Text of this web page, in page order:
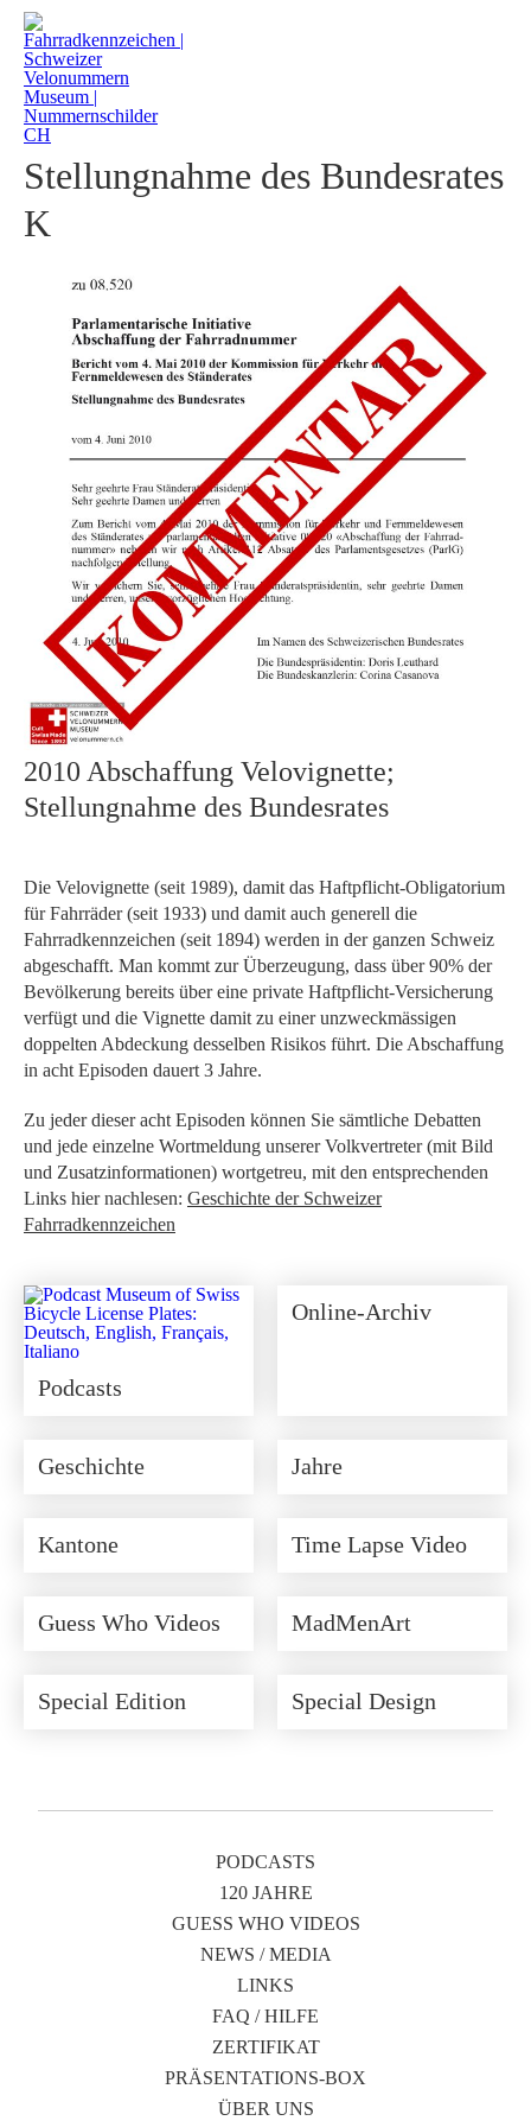
2010 Abschaffung Velovignette
Stellungnahme des Bundesrates
K
2010 Abschaffung Velovignette;
Stellungnahme des Bundesrates
Die Velovignette (seit 1989), damit das Haftpflicht-Obligatorium
für Fahrräder (seit 1933) und damit auch generell die
Fahrradkennzeichen (seit 1894) werden in der ganzen Schweiz
abgeschafft. Man kommt zur Überzeugung, dass über 90% der
Bevölkerung bereits über eine private Haftpflicht-Versicherung
verfügt und die Vignette damit zu einer unzweckmässigen
doppelten Abdeckung desselben Risikos führt. Die Abschaffung
in acht Episoden dauert 3 Jahre.
Zu jeder dieser acht Episoden können Sie sämtliche Debatten
und jede einzelne Wortmeldung unserer Volkvertreter (mit Bild
und Zusatzinformationen) wortgetreu, mit den entsprechenden
Links hier nachlesen: Geschichte der Schweizer
Fahrradkennzeichen
Podcasts
Online-Archiv
Geschichte Jahre
Kantone Time Lapse Video
Guess Who Videos MadMenArt
Special Edition Special Design
PODCASTS
120 JAHRE
GUESS WHO VIDEOS
NEWS / MEDIA
LINKS
FAQ / HILFE
ZERTIFIKAT
PRÄSENTATIONS-BOX
ÜBER UNS